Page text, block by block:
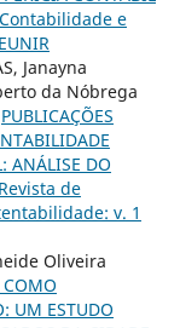
e
Janayna
da Nóbrega
PUBLICAÇÕES
ANÁLISE DO
de
v. 1
Oliveira
COMO
UM ESTUDO